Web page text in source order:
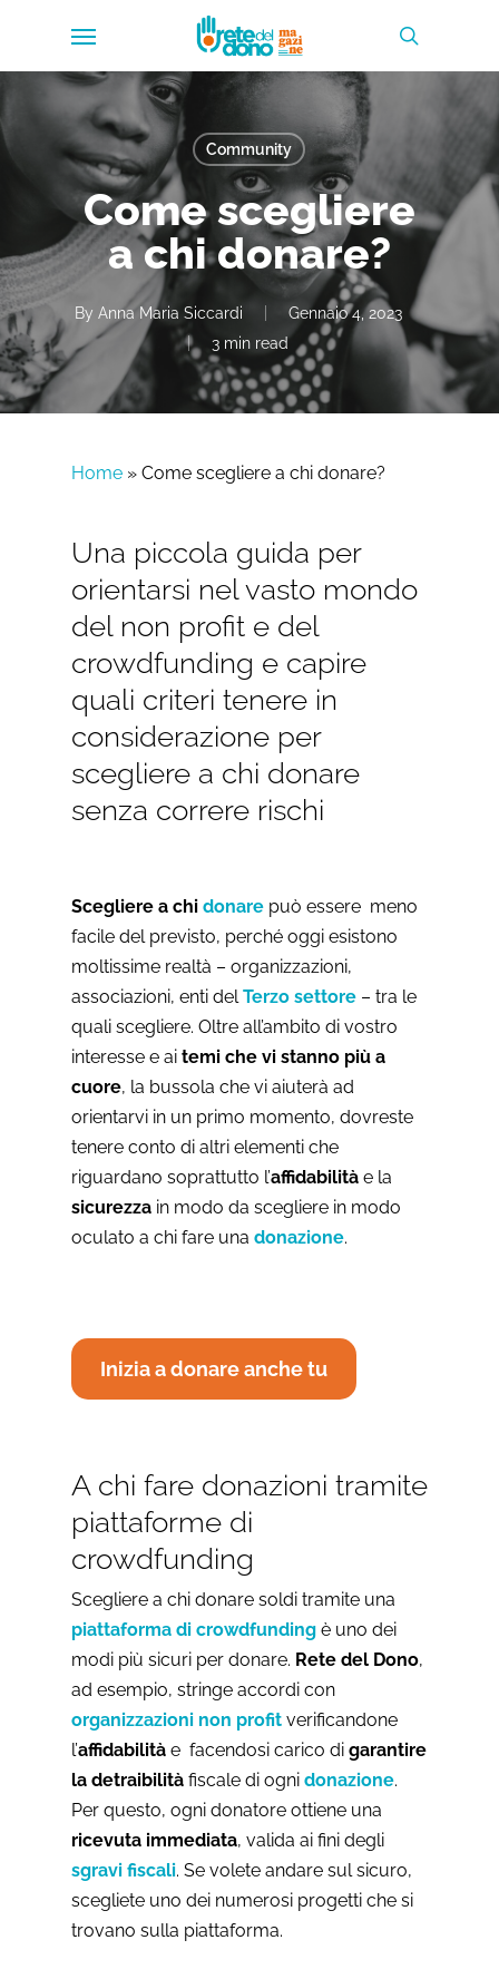
main
search
Community
Come scegliere
a chi donare?
By Anna Maria Siccardi
Gennaio 4, 2023
3 min read
Home » Come scegliere a chi donare?
Una piccola guida per
orientarsi nel vasto mondo
del non profit e del
crowdfunding e capire
quali criteri tenere in
considerazione per
scegliere a chi donare
senza correre rischi
Scegliere a chi donare può essere meno
facile del previsto, perché oggi esistono
moltissime realtà – organizzazioni,
associazioni, enti delTerzo settore – tra le
quali scegliere. Oltre all’ambito di vostro
interesse e ai temi che vi stanno più a
cuore, la bussola che vi aiuterà ad
orientarvi in un primo momento, dovreste
tenere conto di altri elementi che
riguardano soprattutto l’affidabilità e la
sicurezza in modo da scegliere in modo
oculato a chi fare una donazione.
Inizia a donare anche tu
A chi fare donazioni tramite
piattaforme di
crowdfunding
Scegliere a chi donare soldi tramite una
piattaforma di crowdfunding è uno dei
modi più sicuri per donare. Rete del Dono,
ad esempio, stringe accordi con
organizzazioni non profit verificandone
l’affidabilità e facendosi carico di garantire
la detraibilità fiscale di ogni donazione.
Per questo, ogni donatore ottiene una
ricevuta immediata, valida ai fini degli
sgravi fiscali. Se volete andare sul sicuro,
scegliete uno dei numerosi progetti che si
trovano sulla piattaforma.